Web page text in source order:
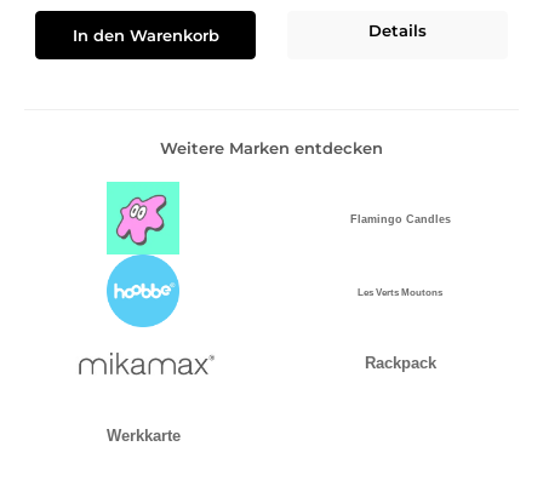
In den Warenkorb Details
Weitere Marken entdecken